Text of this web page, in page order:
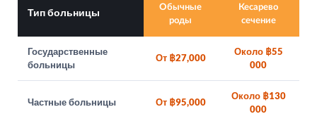
Тип больницы
Обычные
роды
Кесарево
сечение
Государственные
больницы
От ฿27,000
Около ฿55
000
Частные больницы От ฿95,000
Около ฿130
000